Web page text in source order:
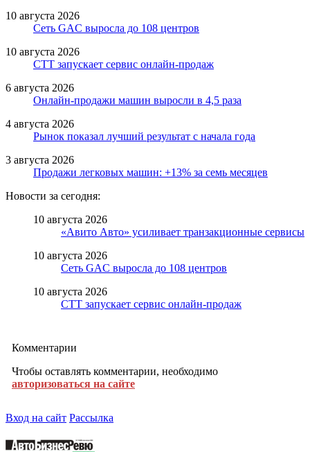
10 августа 2026
Сеть GAC выросла до 108 центров
10 августа 2026
СТТ запускает сервис онлайн-продаж
6 августа 2026
Онлайн-продажи машин выросли в 4,5 раза
4 августа 2026
Рынок показал лучший результат с начала года
3 августа 2026
Продажи легковых машин: +13% за семь месяцев
Новости за сегодня:
10 августа 2026
«Авито Авто» усиливает транзакционные сервисы
10 августа 2026
Сеть GAC выросла до 108 центров
10 августа 2026
СТТ запускает сервис онлайн-продаж
Комментарии
Чтобы оставлять комментарии, необходимо
авторизоваться на сайте
Вход на сайт Рассылка